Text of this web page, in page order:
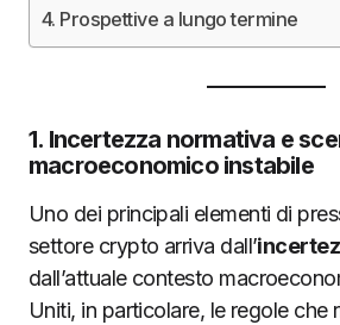
Prospettive a lungo termine
1. Incertezza normativa e
macroeconomico instabile
Uno dei principali elementi di
settore crypto arriva dall’
dall’attuale contesto
Uniti, in particolare, le regole che